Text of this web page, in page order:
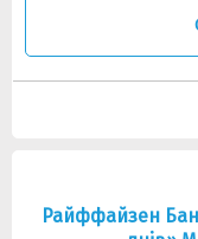
Райффайзен